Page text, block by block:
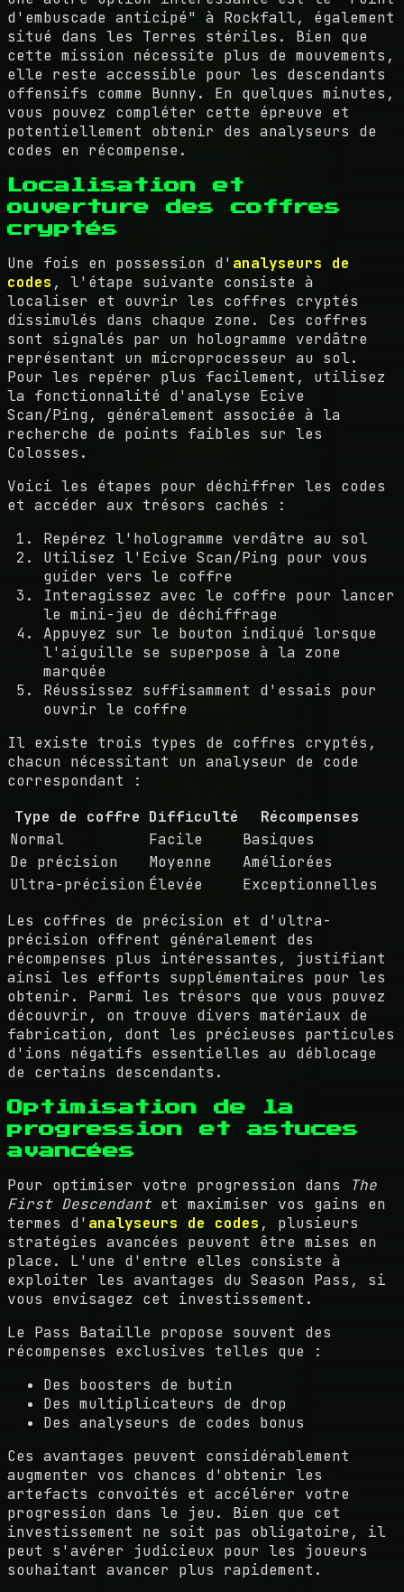
d'embuscade anticipé" à Rockfall, également
situé dans les Terres stériles. Bien que
cette mission nécessite plus de mouvements,
elle reste accessible pour les descendants
offensifs comme Bunny. En quelques minutes,
vous pouvez compléter cette épreuve et
potentiellement obtenir des analyseurs de
codes en récompense.
Localisation et
ouverture des coffres
cryptés
Une fois en possession d' analyseurs de
codes , l'étape suivante consiste à
localiser et ouvrir les coffres cryptés
dissimulés dans chaque zone. Ces coffres
sont signalés par un hologramme verdâtre
représentant un microprocesseur au sol.
Pour les repérer plus facilement, utilisez
la fonctionnalité d'analyse Ecive
Scan/Ping, généralement associée à la
recherche de points faibles sur les
Colosses.
Voici les étapes pour déchiffrer les codes
et accéder aux trésors cachés :
Repérez l'hologramme verdâtre au sol
Utilisez l'Ecive Scan/Ping pour vous
guider vers le coffre
Interagissez avec le coffre pour lancer
le mini-jeu de déchiffrage
Appuyez sur le bouton indiqué lorsque
l'aiguille se superpose à la zone
marquée
Réussissez suffisamment d'essais pour
ouvrir le coffre
Il existe trois types de coffres cryptés,
chacun nécessitant un analyseur de code
correspondant :
Type de coffre Difficulté
Récompenses
Normal
Facile
Basiques
De précision
Moyenne
Améliorées
Ultra-précision Élevée
Exceptionnelles
Les coffres de précision et d'ultra-
précision offrent généralement des
récompenses plus intéressantes, justifiant
ainsi les efforts supplémentaires pour les
obtenir. Parmi les trésors que vous pouvez
découvrir, on trouve divers matériaux de
fabrication, dont les précieuses particules
d'ions négatifs essentielles au déblocage
de certains descendants.
Optimisation de la
progression et astuces
avancées
Pour optimiser votre progression dans
The
First Descendantet maximiser vos gains en
termes d' analyseurs de codes , plusieurs
stratégies avancées peuvent être mises en
place. L'une d'entre elles consiste à
exploiter les avantages du Season Pass, si
vous envisagez cet investissement.
Le Pass Bataille propose souvent des
récompenses exclusives telles que :
Des boosters de butin
Des multiplicateurs de drop
Des analyseurs de codes bonus
Ces avantages peuvent considérablement
augmenter vos chances d'obtenir les
artefacts convoités et accélérer votre
progression dans le jeu. Bien que cet
investissement ne soit pas obligatoire, il
peut s'avérer judicieux pour les joueurs
souhaitant avancer plus rapidement.